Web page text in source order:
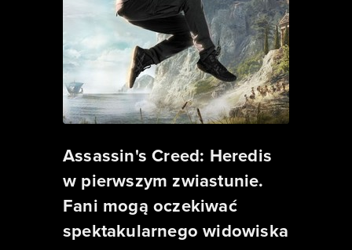
Assassin's Creed: Heredis
w pierwszym zwiastunie.
Fani mogą oczekiwać
spektakularnego widowiska